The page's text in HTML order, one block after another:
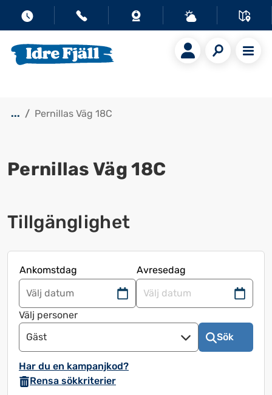
... Pernillas Väg 18C
Pernillas Väg 18C
Tillgänglighet
Ankomstdag
Avresedag
Navigera
framåt
för
att
kalendern
och
Navigera
Välj personer
Gäst
Sök
Har du en kampanjkod?
Rensa sökkriterier